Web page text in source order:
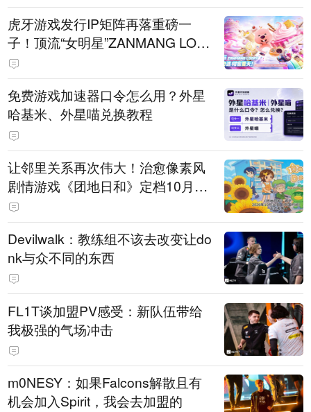
虎牙游戏发行IP矩阵再落重磅一
子！顶流“女明星”ZANMANG LOO
PY 正版3D消除手游《消消奇遇》
惊喜曝光
免费游戏加速器口令怎么用？外星
哈基米、外星喵兑换教程
让邻里关系再次伟大！治愈像素风
剧情游戏《团地日和》定档10月30
日发售
Devilwalk：教练组不该去改变让do
nk与众不同的东西
FL1T谈加盟PV感受：新队伍带给
我极强的气场冲击
m0NESY：如果Falcons解散且有
机会加入Spirit，我会去加盟的